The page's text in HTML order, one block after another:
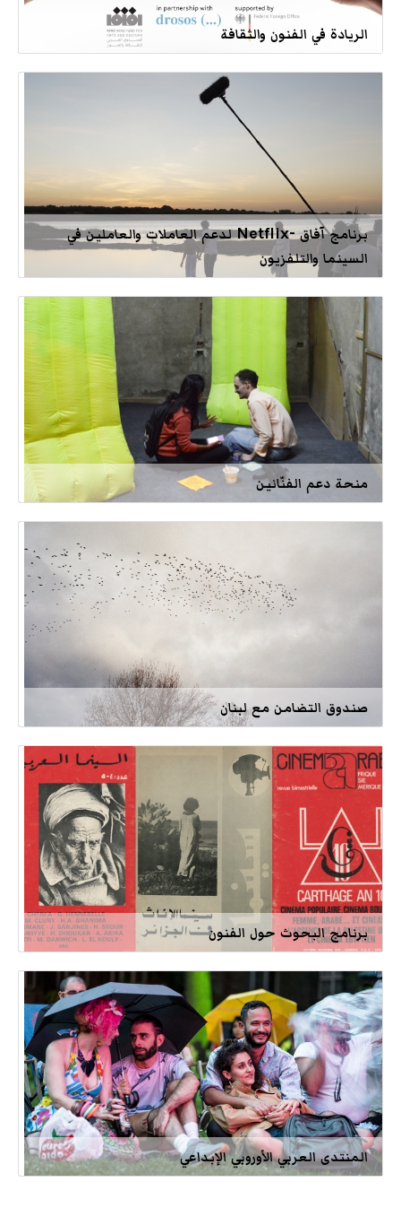
الريادة في الفنون والثقافة
برنامج آفاق -Netflix لدعم العاملات والعاملين في
السينما والتلفزيون
منحة دعم الفنّانين
صندوق التضامن مع لبنان
برنامج البحوث حول الفنون
المنتدى العربي الأوروبي الإبداعي